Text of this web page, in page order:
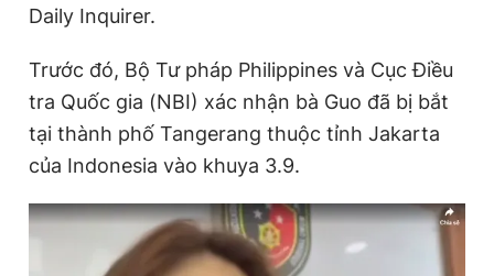
Daily Inquirer.
Trước đó, Bộ Tư pháp Philippines và Cục Điều
tra Quốc gia (NBI) xác nhận bà Guo đã bị bắt
tại thành phố Tangerang thuộc tỉnh Jakarta
của Indonesia vào khuya 3.9.